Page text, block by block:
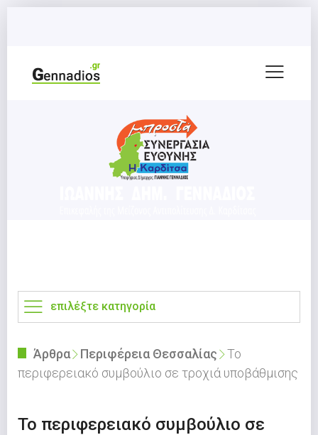
επιλέξτε κατηγορία
Άρθρα Περιφέρεια Θεσσαλίας
Το
περιφερειακό συμβούλιο σε τροχιά υποβάθμισης
Το περιφερειακό συμβούλιο σε